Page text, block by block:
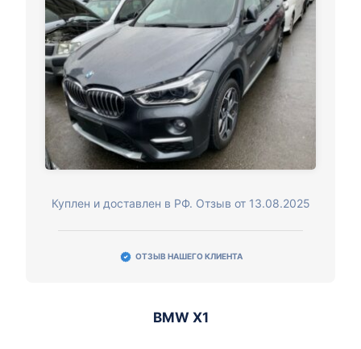
Куплен и доставлен в РФ. Отзыв от 13.08.2025
ОТЗЫВ НАШЕГО КЛИЕНТА
BMW X1